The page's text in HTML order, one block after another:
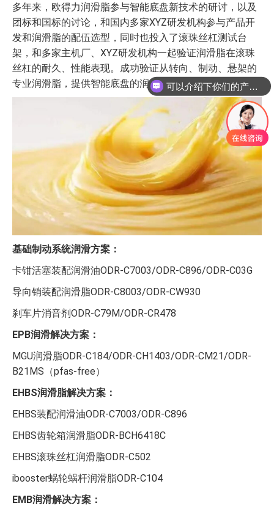
多年来，欧得力润滑脂参与智能底盘新技术的研讨，以及
团标和国标的讨论，和国内多家XYZ研发机构参与产品开
发和润滑脂的配伍选型，同时也投入了滚珠丝杠测试台
架，和多家主机厂、XYZ研发机构一起验证润滑脂在滚珠
丝杠的耐久、性能表现。成功验证从转向、制动、悬架的
专业润滑脂，提供智能底盘的润滑整体解决方案。
基础制动系统润滑方案：
卡钳活塞装配润滑油ODR-C7003/ODR-C896/ODR-C03G
导向销装配润滑脂ODR-C8003/ODR-CW930
刹车片消音剂ODR-C79M/ODR-CR478
EPB润滑解决方案：
MGU润滑脂ODR-C184/ODR-CH1403/ODR-CM21/ODR-
B21MS（pfas-free）
EHBS润滑脂解决方案：
EHBS装配润滑油ODR-C7003/ODR-C896
EHBS齿轮箱润滑脂ODR-BCH6418C
EHBS滚珠丝杠润滑脂ODR-C502
ibooster蜗轮蜗杆润滑脂ODR-C104
EMB润滑解决方案：
可以介绍下你们的产品么
你们是怎么收费的呢